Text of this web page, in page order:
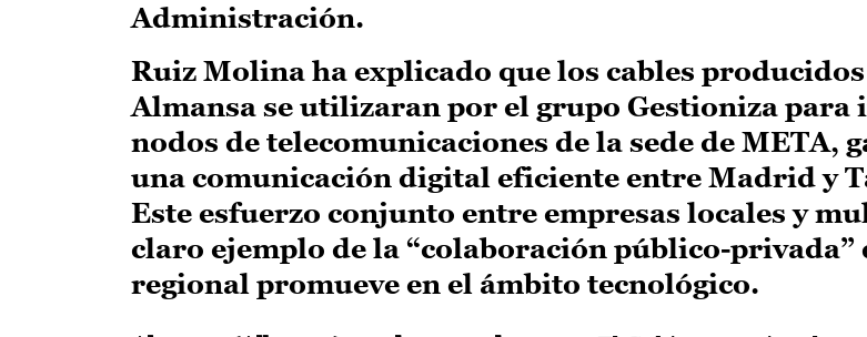
Administración.
Ruiz Molina ha explicado que los cables
Almansa se utilizaran por el grupo Gestioniza para
nodos de telecomunicaciones de la sede de META,
una comunicación digital eficiente entre Madrid y
Este esfuerzo conjunto entre empresas locales y
claro ejemplo de la “colaboración público-privada”
regional promueve en el ámbito tecnológico.